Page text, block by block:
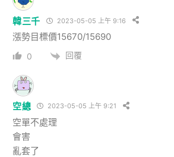
韓三千 2023-05-05 上午 9:16
漲勢目標價15670/15690
0 回覆
空總 2023-05-05 上午 9:21
空單不處理
會害
亂套了